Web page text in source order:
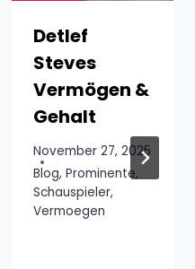
Detlef
Steves
Vermögen &
Gehalt
November 27, 2025
Blog, Prominente,
Schauspieler,
Vermoegen